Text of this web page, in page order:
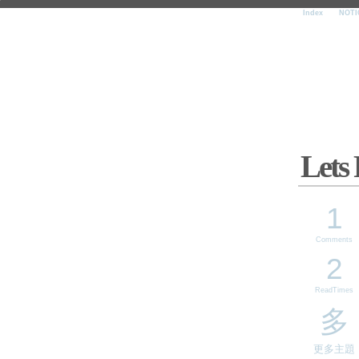
Index
Lets
1
Comments
2
ReadTimes
多
更多主題